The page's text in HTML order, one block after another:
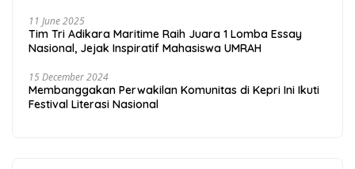
11 June 2025
Tim Tri Adikara Maritime Raih Juara 1 Lomba Essay
Nasional, Jejak Inspiratif Mahasiswa UMRAH
15 December 2024
Membanggakan Perwakilan Komunitas di Kepri Ini Ikuti
Festival Literasi Nasional